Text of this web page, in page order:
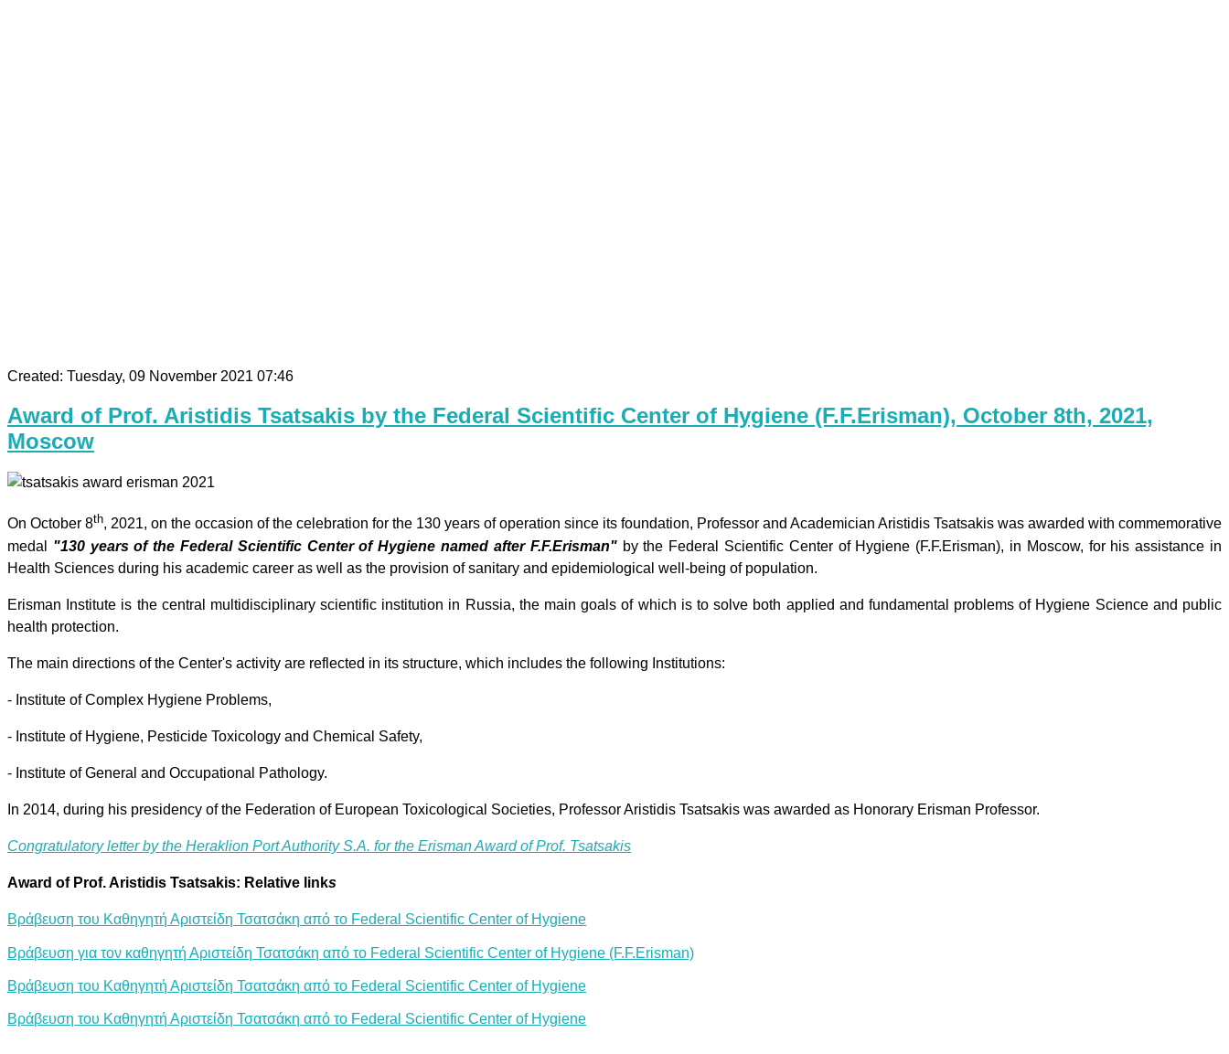
Created: Tuesday, 09 November 2021 07:46
Award of Prof. Aristidis Tsatsakis by the Federal Scientific Center of Hygiene (F.F.Erisman), October 8th, 2021,
Moscow
On October 8th, 2021, on the occasion of the celebration for the 130 years of operation since its foundation, Professor and Academician Aristidis Tsatsakis was awarded with commemorative
medal "130 years of the Federal Scientific Center of Hygiene named after F.F.Erisman"by the Federal Scientific Center of Hygiene (F.F.Erisman), in Moscow, for his assistance in
Health Sciences during his academic career as well as the provision of sanitary and epidemiological well-being of population.
Erisman Institute is the central multidisciplinary scientific institution in Russia, the main goals of which is to solve both applied and fundamental problems of Hygiene Science and public
health protection.
The main directions of the Center's activity are reflected in its structure, which includes the following Institutions:
- Institute of Complex Hygiene Problems,
- Institute of Hygiene, Pesticide Toxicology and Chemical Safety,
- Institute of General and Occupational Pathology.
In 2014, during his presidency of the Federation of European Toxicological Societies, Professor Aristidis Tsatsakis was awarded as Honorary Erisman Professor.
Congratulatory letter by the Heraklion Port Authority S.A. for the Erisman Award of Prof. Tsatsakis
Award of Prof. Aristidis Tsatsakis: Relative links
Βράβευση του Καθηγητή Αριστείδη Τσατσάκη από το Federal Scientific Center of Hygiene
Βράβευση για τον καθηγητή Αριστείδη Τσατσάκη από το Federal Scientific Center of Hygiene (F.F.Erisman)
Βράβευση του Καθηγητή Αριστείδη Τσατσάκη από το Federal Scientific Center of Hygiene
Βράβευση του Καθηγητή Αριστείδη Τσατσάκη από το Federal Scientific Center of Hygiene